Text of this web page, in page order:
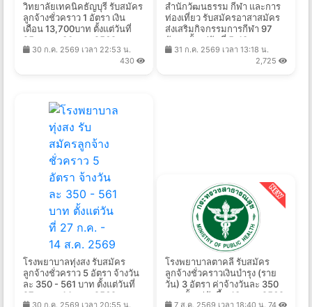
วิทยาลัยเทคนิคธัญบุรี รับสมัคร
ลูกจ้างชั่วคราว 1 อัตรา เงิน
เดือน 13,700บาท ตั้งแต่วันที่
25 ส.ค. - 30 ก.ย. 2569
30 ก.ค. 2569 เวลา 22:53 น.
430
สำนักวัฒนธรรม กีฬา และการ
ท่องเที่ยว รับสมัครอาสาสมัคร
ส่งเสริมกิจกรรมการกีฬา 97
อัตรา ตั้งแต่วันที่ 5-18 ส.ค.
2569
31 ก.ค. 2569 เวลา 13:18 น.
2,725
โรงพยาบาลทุ่งสง รับสมัคร
ลูกจ้างชั่วคราว 5 อัตรา จ้างวัน
ละ 350 - 561 บาท ตั้งแต่วันที่
27 ก.ค. - 14 ส.ค. 2569
30 ก.ค. 2569 เวลา 20:55 น.
โรงพยาบาลตาคลี รับสมัคร
ลูกจ้างชั่วคราวเงินบํารุง (ราย
วัน) 3 อัตรา ค่าจ้างวันละ 350
บาท ตั้งแต่บัดนี้ - 13 ส.ค. 2569
7 ส.ค. 2569 เวลา 18:40 น. 74